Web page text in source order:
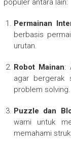
populer antara lain:
Permainan
berbasis
urutan.
Robot Mainan:
agar bergerak
problem solving.
Puzzle dan
warni untuk
memahami